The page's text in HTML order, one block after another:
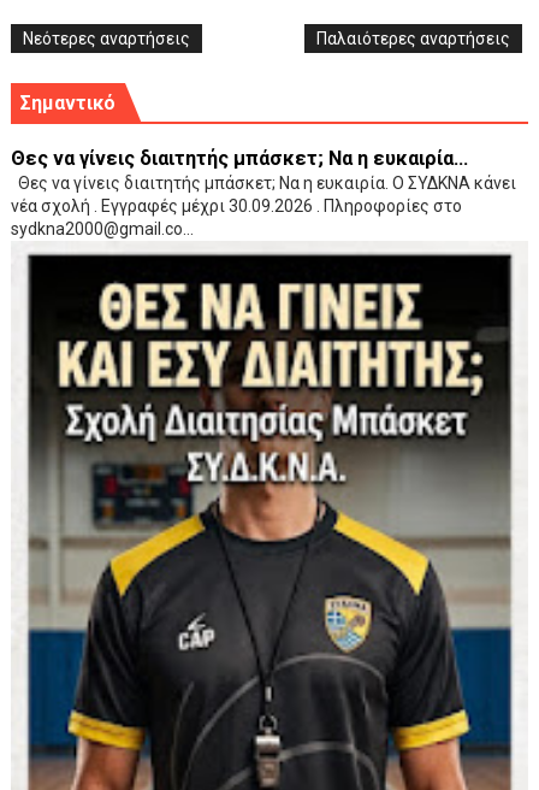
Νεότερες αναρτήσεις Παλαιότερες αναρτήσεις
Σημαντικό
Θες να γίνεις διαιτητής μπάσκετ; Να η ευκαιρία...
Θες να γίνεις διαιτητής μπάσκετ; Να η ευκαιρία. Ο ΣΥΔΚΝΑ κάνει
νέα σχολή . Εγγραφές μέχρι 30.09.2026 . Πληροφορίες στο
sydkna2000@gmail.co...